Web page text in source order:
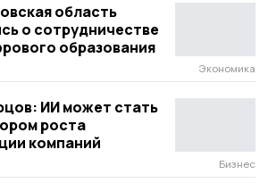
область
о сотрудничестве
образования
Экономика
ИИ может стать
роста
компаний
Бизнес